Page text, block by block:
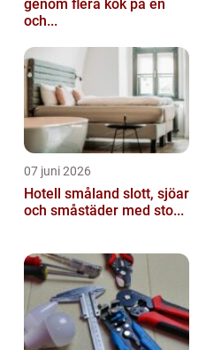
genom flera kök på en
och...
07 juni 2026
Hotell småland slott, sjöar
och småstäder med sto...